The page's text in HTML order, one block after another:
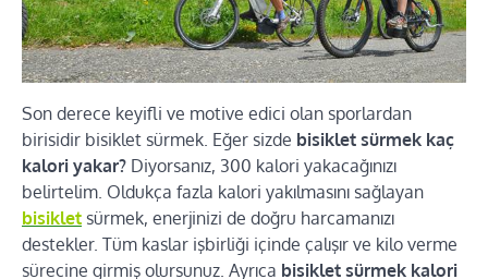
Son derece keyifli ve motive edici olan sporlardan
birisidir bisiklet sürmek. Eğer sizde bisiklet sürmek kaç
kalori yakar? Diyorsanız, 300 kalori yakacağınızı
belirtelim. Oldukça fazla kalori yakılmasını sağlayan
bisiklet sürmek, enerjinizi de doğru harcamanızı
destekler. Tüm kaslar işbirliği içinde çalışır ve kilo verme
sürecine girmiş olursunuz. Ayrıca bisiklet sürmek kalori